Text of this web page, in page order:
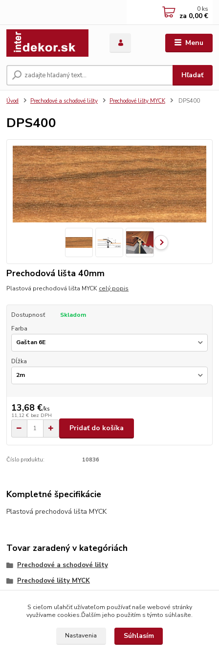
Menu
Hľadať
0 ks
za 0,00 €
Úvod Prechodové a schodové lišty Prechodové lišty MYCK DPS400
DPS400
Prechodová lišta 40mm
Plastová prechodová lišta MYCK celý popis
Dostupnosť
Skladom
Farba
Dĺžka
13,68 €/ks
11,12 € bez DPH
Pridať do košíka
Číslo produktu: 10836
Kompletné špecifikácie
Plastová prechodová lišta MYCK
Tovar zaradený v kategóriách
Prechodové a schodové lišty
Prechodové lišty MYCK
S cieľom uľahčiť užívateľom používať naše webové stránky
využívame cookies.Ďalším jeho použitím s týmto súhlasíte.
Nastavenia Súhlasím